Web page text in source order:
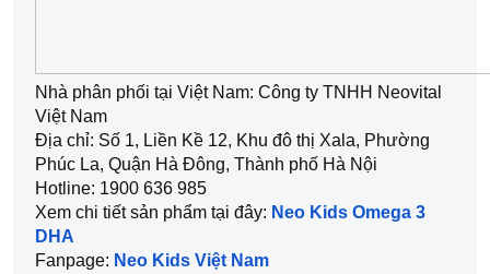
Nhà phân phối tại Việt Nam: Công ty TNHH Neovital
Việt Nam
Địa chỉ: Số 1, Liền Kề 12, Khu đô thị Xala, Phường
Phúc La, Quận Hà Đông, Thành phố Hà Nội
Hotline: 1900 636 985
Xem chi tiết sản phẩm tại đây: Neo Kids Omega 3
DHA
Fanpage: Neo Kids Việt Nam